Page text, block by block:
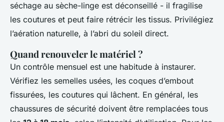
séchage au sèche-linge est déconseillé - il fragilise
les coutures et peut faire rétrécir les tissus. Privilégiez
l’aération naturelle, à l’abri du soleil direct.
Quand renouveler le matériel ?
Un contrôle mensuel est une habitude à instaurer.
Vérifiez les semelles usées, les coques d’embout
fissurées, les coutures qui lâchent. En général, les
chaussures de sécurité doivent être remplacées tous